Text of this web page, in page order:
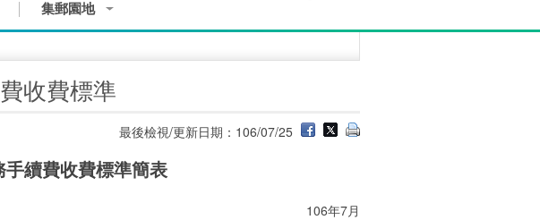
集郵園地
收費標準
最後檢視/更新日期：106/07/25
手續費收費標準簡表
106年7月